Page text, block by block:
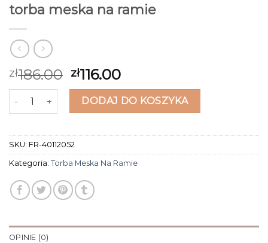
torba meska na ramie
zł186.00 zł116.00
ilość torba meska na ramieDODAJ DO KOSZYKA
SKU: FR-40112052
Kategoria: Torba Meska Na Ramie
OPINIE (0)